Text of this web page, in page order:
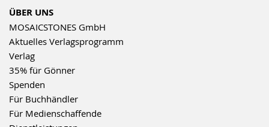
ÜBER UNS
MOSAICSTONES GmbH
Aktuelles Verlagsprogramm
Verlag
35% für Gönner
Spenden
Für Buchhändler
Für Medienschaffende